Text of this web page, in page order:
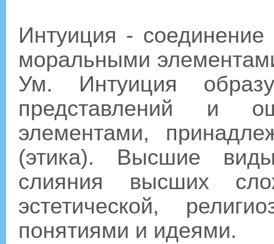
Интуиция - соединение
моральными
Ум. Интуиция
представлений и
элементами,
(этика). Высшие
слияния высших
эстетической,
понятиями и идеями.